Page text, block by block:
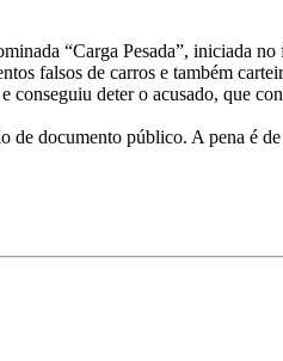
“Carga Pesada”, iniciada
falsos de carros e também
deter o acusado, que
documento público. A pena é de